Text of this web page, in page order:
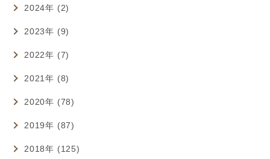
2024年 (2)
2023年 (9)
2022年 (7)
2021年 (8)
2020年 (78)
2019年 (87)
2018年 (125)